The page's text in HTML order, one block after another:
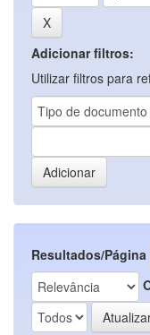
Adicionar filtros:
Utilizar filtros para
Resultados/Página